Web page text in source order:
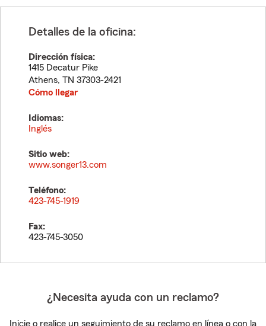
Detalles de la oficina:
Dirección física:
1415 Decatur Pike
Athens, TN 37303-2421
Cómo llegar
Idiomas:
Inglés
Sitio web:
www.songer13.com
Teléfono:
423-745-1919
Fax:
423-745-3050
¿Necesita ayuda con un reclamo?
Inicie o realice un seguimiento de su reclamo en línea o con la